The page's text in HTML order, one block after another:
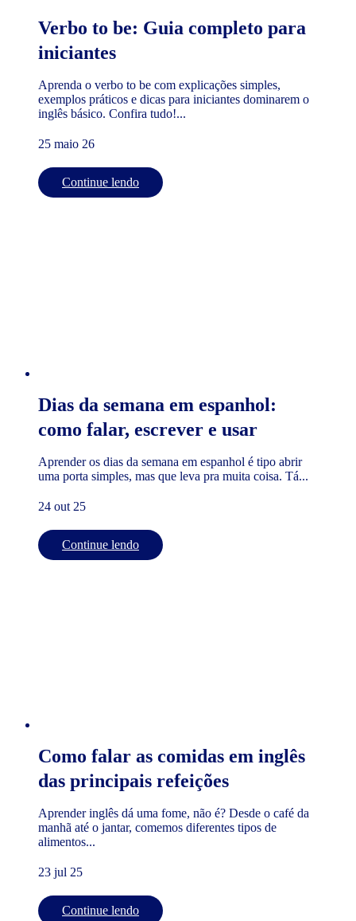
Verbo to be: Guia completo para
iniciantes
Aprenda o verbo to be com explicações simples,
exemplos práticos e dicas para iniciantes dominarem o
inglês básico. Confira tudo!...
25 maio 26
Continue lendo
Dias da semana em espanhol:
como falar, escrever e usar
Aprender os dias da semana em espanhol é tipo abrir
uma porta simples, mas que leva pra muita coisa. Tá...
24 out 25
Continue lendo
Como falar as comidas em inglês
das principais refeições
Aprender inglês dá uma fome, não é? Desde o café da
manhã até o jantar, comemos diferentes tipos de
alimentos...
23 jul 25
Continue lendo